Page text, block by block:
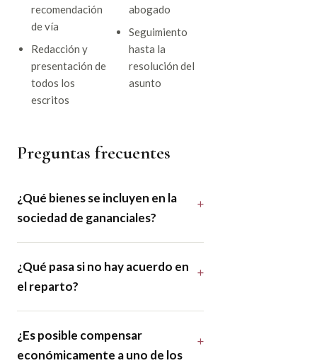
recomendación
de vía
Redacción y
presentación de
todos los
escritos
abogado
Seguimiento
hasta la
resolución del
asunto
Preguntas frecuentes
¿Qué bienes se incluyen en la
sociedad de gananciales?
¿Qué pasa si no hay acuerdo en
el reparto?
¿Es posible compensar
económicamente a uno de los